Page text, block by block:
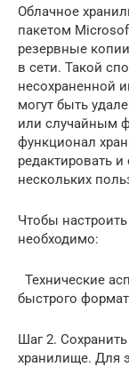
Облачное
пакетом
резервные
в сети. Такой
несохраненной
могут быть
или случайным
функционал
редактировать и
нескольких
Чтобы
необходимо:
Технические
быстрого
Шаг 2.
хранилище. Для